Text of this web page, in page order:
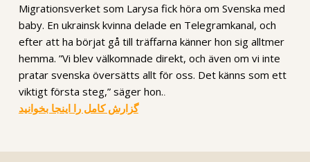
Migrationsverket som Larysa fick höra om Svenska med
baby. En ukrainsk kvinna delade en Telegramkanal, och
efter att ha börjat gå till träffarna känner hon sig alltmer
hemma. ”Vi blev välkomnade direkt, och även om vi inte
pratar svenska översätts allt för oss. Det känns som ett
viktigt första steg,” säger hon..
گزارش کامل را اینجا بخوانید